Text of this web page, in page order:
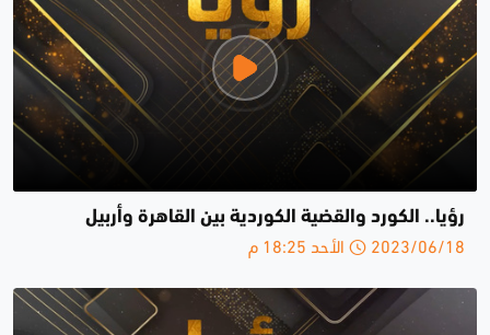
رؤيا.. الكورد والقضية الكوردية بين القاهرة وأربيل
2023/06/18 الأحد 18:25 م